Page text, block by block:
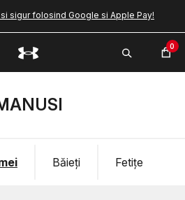
sigur folosind Google si Apple Pay!
0
Fetițe
Băieți